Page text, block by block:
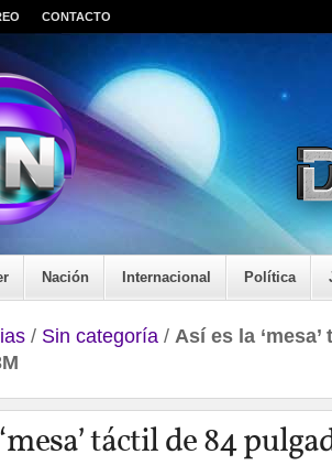
CONTACTO
Nación Internacional Política
/ Sin categoría / Así es la
táctil de 84